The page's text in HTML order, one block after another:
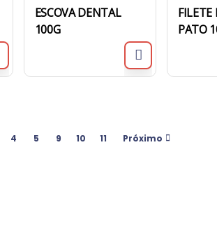
ESCOVA DENTAL
100G
FILETE
PATO
4 5 9 10 11 Próximo